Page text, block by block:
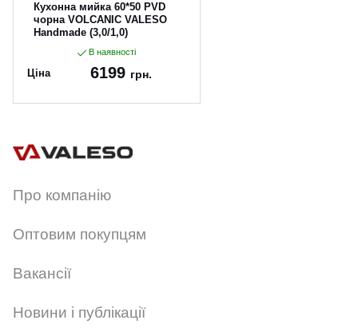
Кухонна мийка 60*50 PVD
чорна VOLCANIC VALESO
Handmade (3,0/1,0)
В наявності
Ціна 6199 грн.
Про компанію
Оптовим покупцям
Вакансії
Новини і публікації